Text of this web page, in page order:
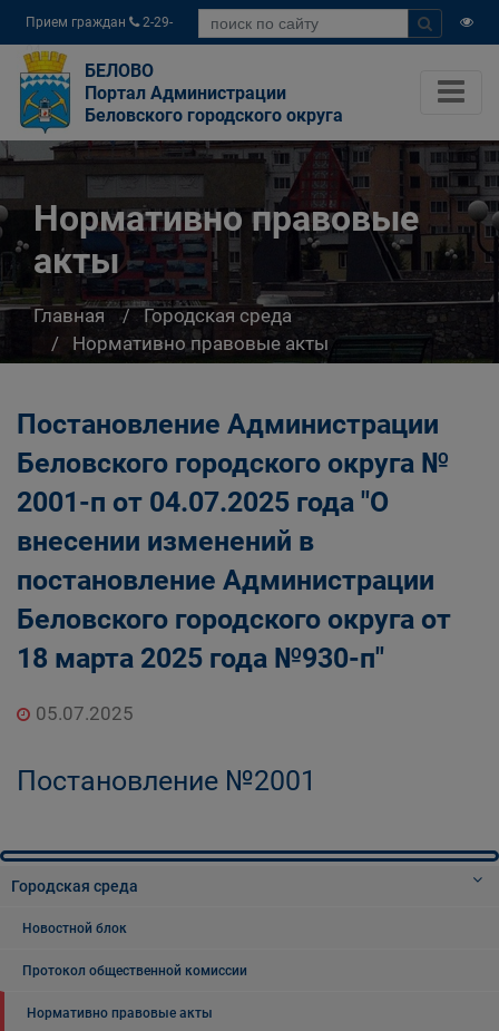
Прием граждан
2-29-
04
БЕЛОВО
Портал Администрации
Беловского городского округа
Нормативно правовые
акты
Главная
Городская среда
Нормативно правовые акты
Постановление Администрации
Беловского городского округа №
2001-п от 04.07.2025 года "О
внесении изменений в
постановление Администрации
Беловского городского округа от
18 марта 2025 года №930-п"
05.07.2025
Постановление №2001
Городская среда
Новостной блок
Протокол общественной комиссии
Нормативно правовые акты